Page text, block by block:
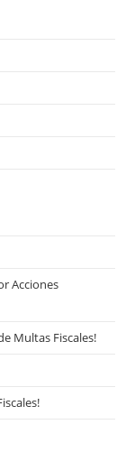
Acciones
Multas Fiscales!